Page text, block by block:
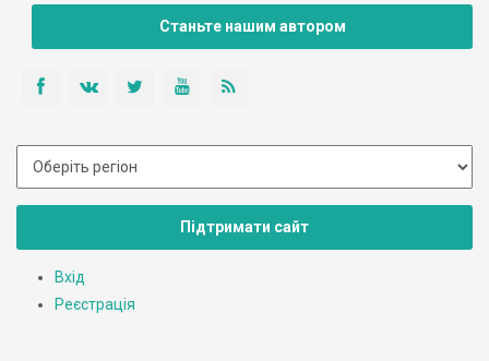
Станьте нашим автором
Підтримати сайт
Вхід
Реєстрація